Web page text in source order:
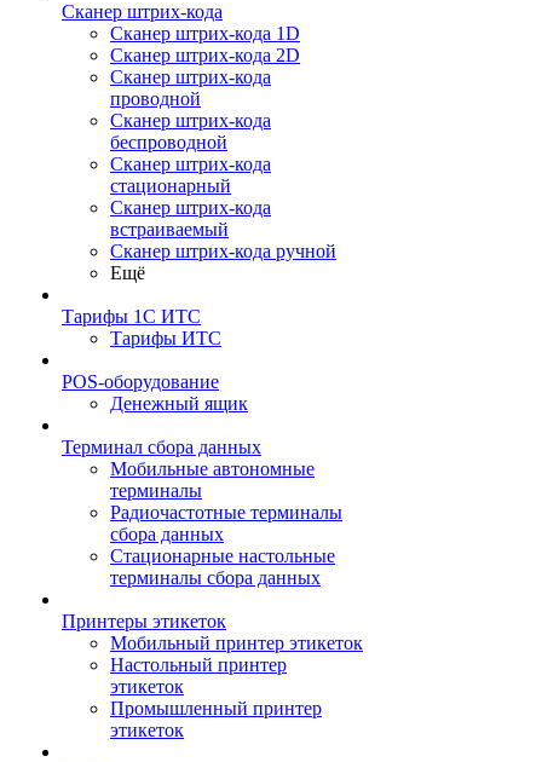
Сканер штрих-кода
Сканер штрих-кода 1D
Сканер штрих-кода 2D
Сканер штрих-кода
проводной
Сканер штрих-кода
беспроводной
Сканер штрих-кода
стационарный
Сканер штрих-кода
встраиваемый
Сканер штрих-кода ручной
Ещё
Тарифы 1С ИТС
Тарифы ИТС
POS-оборудование
Денежный ящик
Терминал сбора данных
Мобильные автономные
терминалы
Радиочастотные терминалы
сбора данных
Стационарные настольные
терминалы сбора данных
Принтеры этикеток
Мобильный принтер этикеток
Настольный принтер
этикеток
Промышленный принтер
этикеток